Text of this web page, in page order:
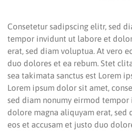
Consetetur sadipscing elitr, sed
tempor invidunt ut labore et
erat, sed diam voluptua. At vero
duo dolores et ea rebum. Stet
sea takimata sanctus est Lorem
Lorem ipsum dolor sit amet,
sed diam nonumy eirmod
dolore magna aliquyam erat, sed
eos et accusam et justo duo